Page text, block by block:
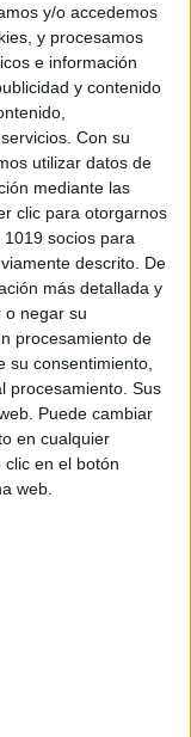
y/o accedemos
y procesamos
e información
y contenido
Con su
utilizar datos de
mediante las
clic para otorgarnos
socios para
descrito. De
más detallada y
o negar su
procesamiento de
su consentimiento,
procesamiento. Sus
Puede cambiar
en cualquier
en el botón
web.